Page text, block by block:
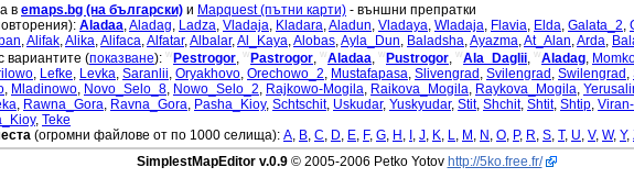
в emaps.bg (на български) и Mapquest (пътни карти) - външни препратки
Aladaa,Aladag, Ladza, Vladaja, Kladara,Aladun, Vladaya, Wladaja, Flavia, Elda, Galata_2,
,Alifak,Alika,Alifaca,Alfatar,Albalar,Al_Kaya,Alobas,Ayla_Dun, Baladsha,Ayazma,At_Alan,Arda,
вариантите (показване): w Pestrogor, w Pastrogor, wAladaa, w Pustrogor, wAla_Daglii, wAladag,
, Lefke, Levka, Saranlii, Oryakhovo, Orechowo_2, Mustafapasa, Slivengrad , Svilengrad , Swilengrad ,
, Mladinowo, Novo_Selo_8, Nowo_Selo_2, Rajkowo-Mogila, Raikova_Mogila, Raykova_Mogila,
, Rawna_Gora, Ravna_Gora, Pasha_Kioy, Schtschit, Uskudar, Yuskyudar, Stit, Shchit, Shtit, Shtip,
, Teke
(огромни файлове от по 1000 селища): A, B, C, D, E, F, G, H , , J, K, L, M , N , O, P, R, S, T, U, V, W, Y,
SimplestMapEditor v.0.9© 2005-2006 Petko Yotov http://5ko.free.fr/